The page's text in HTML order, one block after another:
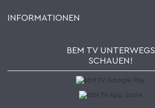
Mein Wunschzettel
Händler & Hersteller
Affiliateprogramm
INFORMATIONEN
Zahlung und Versand
BEM TV UNTERWEGS
SCHAUEN!